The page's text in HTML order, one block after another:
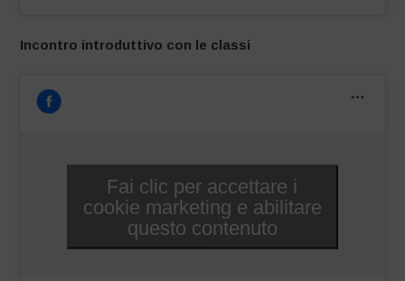
Incontro introduttivo con le classi
Fai clic per accettare i
cookie marketing e abilitare
questo contenuto